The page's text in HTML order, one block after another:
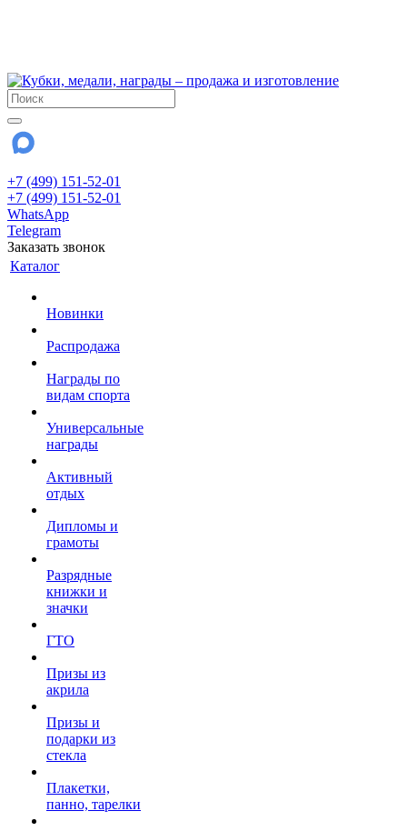
+7 (499) 151-52-01
+7 (499) 151-52-01
WhatsApp
Telegram
Заказать звонок
Каталог
Новинки
Распродажа
Награды по
видам спорта
Универсальные
награды
Активный
отдых
Дипломы и
грамоты
Разрядные
книжки и
значки
ГТО
Призы из
акрила
Призы и
подарки из
стекла
Плакетки,
панно, тарелки